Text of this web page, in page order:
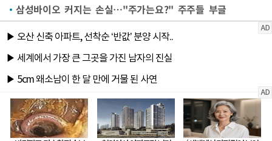
삼성바이오 커지는 손실…"주가는요?" 주주들 부글